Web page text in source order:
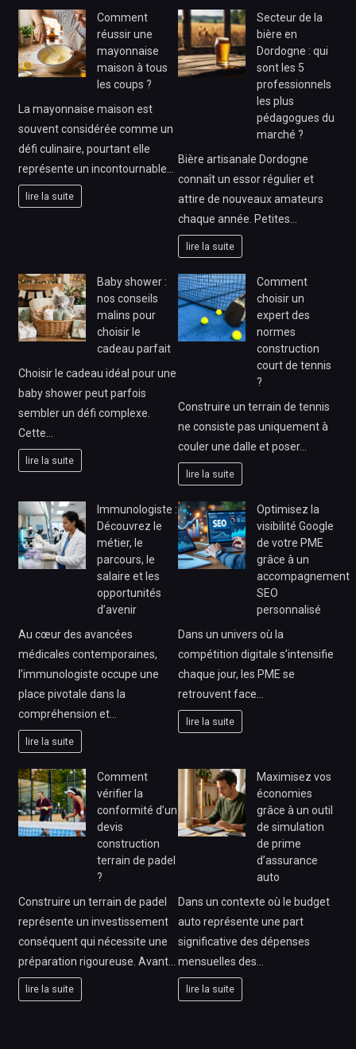
Comment
réussir une
mayonnaise
maison à tous
les coups ?
La mayonnaise maison est
souvent considérée comme un
défi culinaire, pourtant elle
représente un incontournable…
lire la suite
Secteur de la
bière en
Dordogne : qui
sont les 5
professionnels
les plus
pédagogues du
marché ?
Bière artisanale Dordogne
connaît un essor régulier et
attire de nouveaux amateurs
chaque année. Petites…
lire la suite
Baby shower :
nos conseils
malins pour
choisir le
cadeau parfait
Choisir le cadeau idéal pour une
baby shower peut parfois
sembler un défi complexe.
Cette…
lire la suite
Comment
choisir un
expert des
normes
construction
court de tennis
?
Construire un terrain de tennis
ne consiste pas uniquement à
couler une dalle et poser…
lire la suite
Immunologiste :
Découvrez le
métier, le
parcours, le
salaire et les
opportunités
d’avenir
Au cœur des avancées
médicales contemporaines,
l’immunologiste occupe une
place pivotale dans la
compréhension et…
lire la suite
Optimisez la
visibilité Google
de votre PME
grâce à un
accompagnement
SEO
personnalisé
Dans un univers où la
compétition digitale s’intensifie
chaque jour, les PME se
retrouvent face…
lire la suite
Comment
vérifier la
conformité d’un
devis
construction
terrain de padel
?
Construire un terrain de padel
représente un investissement
conséquent qui nécessite une
préparation rigoureuse. Avant…
lire la suite
Maximisez vos
économies
grâce à un outil
de simulation
de prime
d’assurance
auto
Dans un contexte où le budget
auto représente une part
significative des dépenses
mensuelles des…
lire la suite